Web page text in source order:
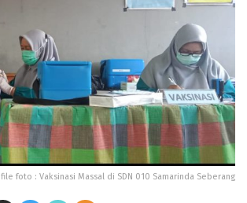
file foto : Vaksinasi Massal di SDN 010 Samarinda Seberang